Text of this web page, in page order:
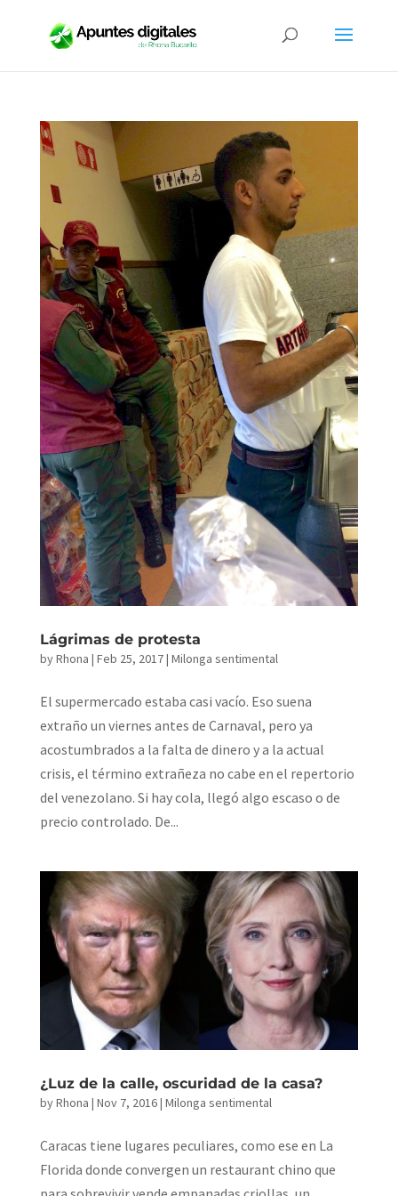
Lágrimas de protesta
byRhona | Feb 25, 2017| Milonga sentimental
El supermercado estaba casi vacío. Eso suena
extraño un viernes antes de Carnaval, pero ya
acostumbrados a la falta de dinero y a la actual
crisis, el término extrañeza no cabe en el repertorio
del venezolano. Si hay cola, llegó algo escaso o de
precio controlado. De...
¿Luz de la calle, oscuridad de la casa?
byRhona | Nov 7, 2016| Milonga sentimental
Caracas tiene lugares peculiares, como ese en La
Florida donde convergen un restaurant chino que